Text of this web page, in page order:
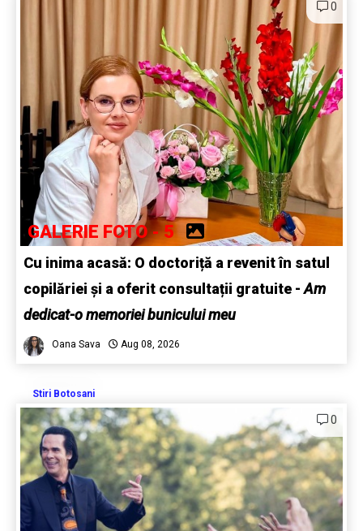
0
GALERIE FOTO - 5
Cu inima acasă: O doctoriță a revenit în satul
copilăriei și a oferit consultații gratuite -Am
dedicat-o memoriei bunicului meu
Oana Sava Aug 08, 2026
Stiri Botosani
0